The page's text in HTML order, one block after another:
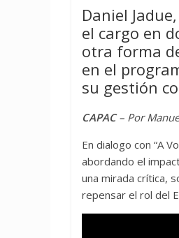
Daniel
el cargo en
otra forma
en el
su gestión
CAPAC– Por
En dialogo con “A
abordando el
una mirada crítica,
repensar el rol del